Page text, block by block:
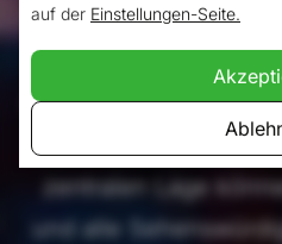
Sehenswürdigkeiten,
besonders
Herzen von
zentralen Lage
und alle
auf der Einstellungen-Seite.